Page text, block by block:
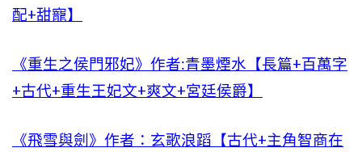
配+甜寵】
《重生之侯門邪妃》作者:青墨煙水【長篇+百萬字
+古代+重生王妃文+爽文+宮廷侯爵】
《飛雪與劍》作者：玄歌浪蹈【古代+主角智商在